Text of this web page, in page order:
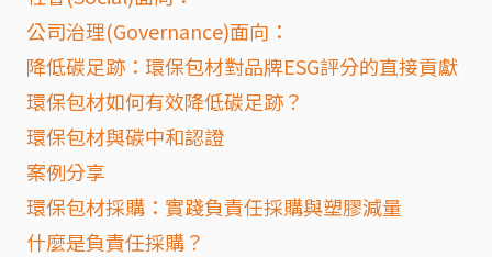
公司治理(Governance)面向：
降低碳足跡：環保包材對品牌ESG評分的直接貢獻
環保包材如何有效降低碳足跡？
環保包材與碳中和認證
案例分享
環保包材採購：實踐負責任採購與塑膠減量
什麼是負責任採購？